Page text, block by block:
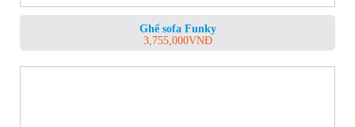
Ghế sofa Funky
3,755,000VNĐ